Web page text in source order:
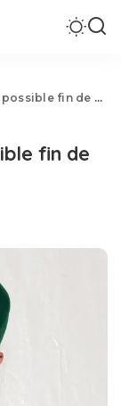
sa carrière musicale
fin de